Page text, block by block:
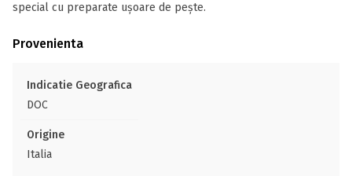
special cu preparate ușoare de pește.
Provenienta
Indicatie Geografica
DOC
Origine
Italia